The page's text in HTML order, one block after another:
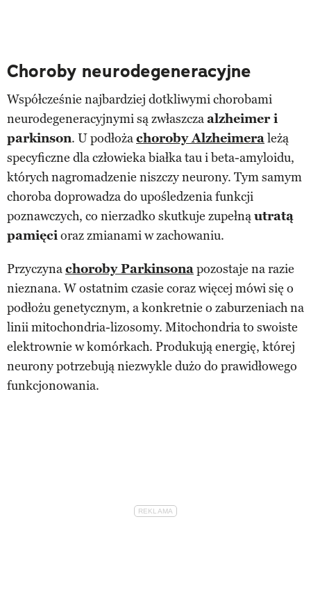
Choroby neurodegeneracyjne
Współcześnie najbardziej dotkliwymi chorobami
neurodegeneracyjnymi są zwłaszczaalzheimer i
parkinson. U podłożachoroby Alzheimerależą
specyficzne dla człowieka białka tau i beta-amyloidu,
których nagromadzenie niszczy neurony. Tym samym
choroba doprowadza do upośledzenia funkcji
poznawczych, co nierzadko skutkuje zupełnąutratą
pamięcioraz zmianami w zachowaniu.
Przyczynachoroby Parkinsonapozostaje na razie
nieznana. W ostatnim czasie coraz więcej mówi się o
podłożu genetycznym, a konkretnie o zaburzeniach na
linii mitochondria-lizosomy. Mitochondria to swoiste
elektrownie w komórkach. Produkują energię, której
neurony potrzebują niezwykle dużo do prawidłowego
funkcjonowania.